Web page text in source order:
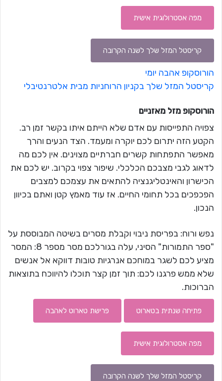
מפה אסטרולוגית אישית
קריסטל המזל שלך לשנה הקרובה
הורוסקופ אהבה יומי
קריסטל המזל שלך בקניון הרוחניות מבית אלטרנטיבלי
הורוסקופ מזל מאזניים
צפויה התפייסות עם אדם שלא הייתם איתו בקשר זמן רב.
הקטע הזה יתרום לכם יוקרה ומעמד. הצד הנעים והרך
מאפשר התפתחות קשרים חברתיים מצוינים. אין לכם מה
לדאוג לגבי מצבכם הכלכלי. שיפור צפוי בקרוב. יש לכם את
הכישרון והאינטליגנציה להתאים את עצמכם למצבים
הפכפכים בכל תחומי החיים. אז עוד מאמץ קטן ואתם בכיוון
הנכון.
נפש ורוח: בפריסת ניבוי וקבלת מסרים בשיטה המבוססת על
"ספר התמורות" הסיני, עלה בגורלכם מסר מספר 8: המסר
מציע לכם לשגר במוחכם אנרגיות טובות דווקא אל אנשים
שלא ממש פרגנו לכם: תוך זמן קצר תוכלו להיווכח בתוצאות
הברוכות.
פתיחה שנתית בטארוט פרישת טארוט לאהבה
מפה אסטרולוגית אישית
קריסטל המזל שלך לשנה הקרובה